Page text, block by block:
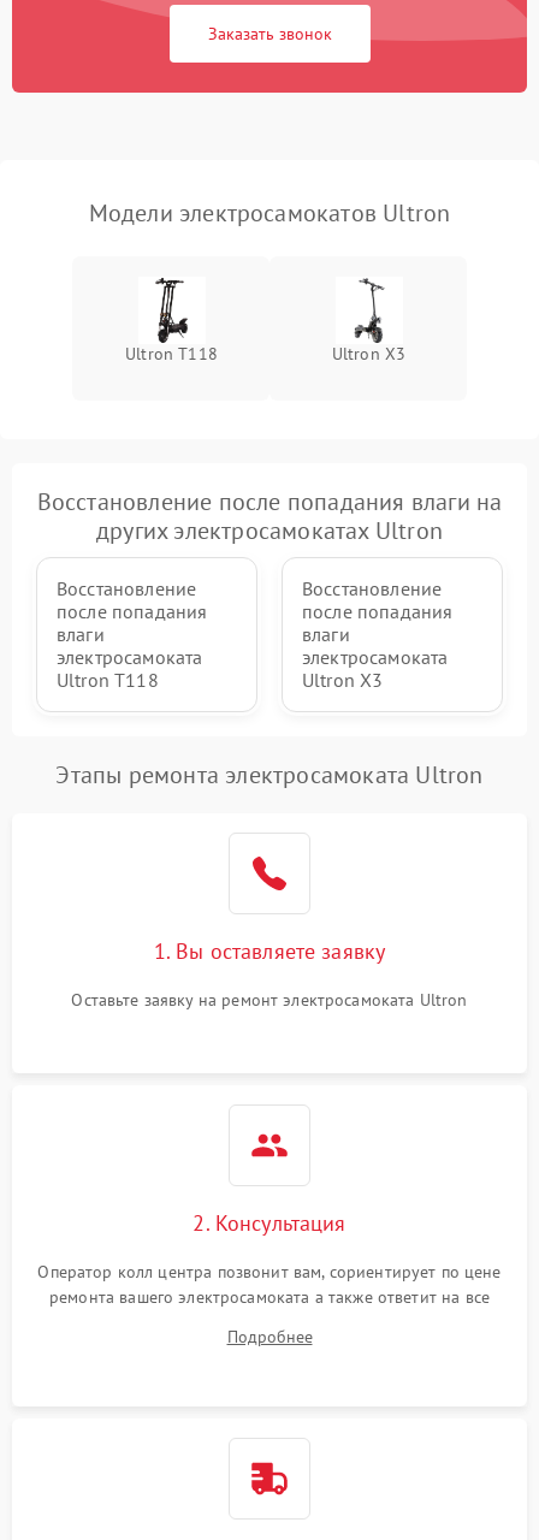
Заказать звонок
Модели электросамокатов Ultron
Ultron T118 Ultron X3
Восстановление после попадания влаги на
других электросамокатах Ultron
Восстановление
после попадания
влаги
электросамоката
Ultron T118
Восстановление
после попадания
влаги
электросамоката
Ultron X3
Этапы ремонта электросамоката Ultron
1. Вы оставляете заявку
Оставьте заявку на ремонт электросамоката Ultron
2. Консультация
Оператор колл центра позвонит вам, сориентирует по цене
ремонта вашего электросамоката а также ответит на все
Подробнее